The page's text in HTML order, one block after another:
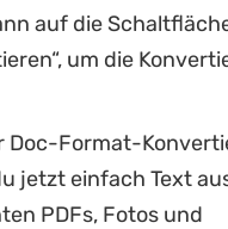
auf die
um die
Doc-Format-
jetzt einfach Text
PDFs, Fotos und